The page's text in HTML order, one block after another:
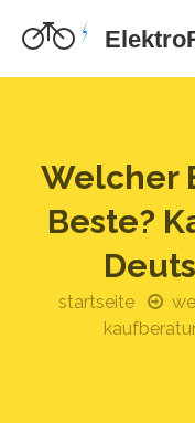
Welcher
Beste?
startseite